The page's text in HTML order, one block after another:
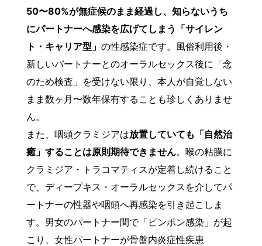
50〜80%が無症候のまま経過し、知らないうち
にパートナーへ感染を広げてしまう「サイレン
ト・キャリア型」 の性感染症です。風俗利用後・
新しいパートナーとのオーラルセックス後に「念
のため検査」を受けない限り、本人が自覚しない
まま数ヶ月〜数年保有することも珍しくありませ
ん。
また、咽頭クラミジアは放置していても「自然治
癒」することは原則期待できません。喉の粘膜に
クラミジア・トラコマティスが定着し続けること
で、ディープキス・オーラルセックスを介してパ
ートナーの性器や咽頭へ再感染を引き起こしま
す。男女のパートナー間で「ピンポン感染」が起
こり、女性パートナーが骨盤内炎症性疾患